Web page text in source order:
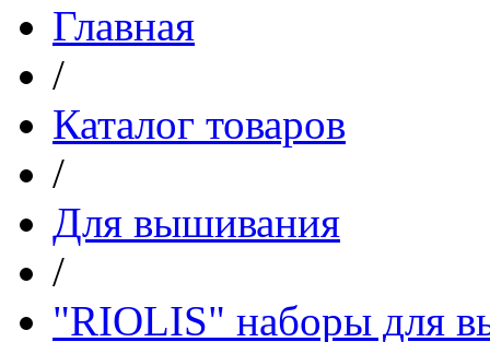
Главная
/
Каталог товаров
/
Для вышивания
/
"RIOLIS" наборы для